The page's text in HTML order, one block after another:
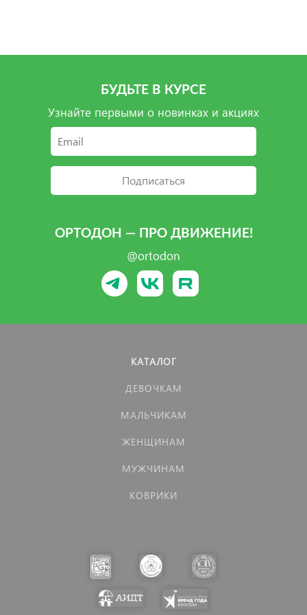
БУДЬТЕ В КУРСЕ
Узнайте первыми о новинках и акциях
Подписаться
ОРТОДОН — ПРО ДВИЖЕНИЕ!
@ortodon
КАТАЛОГ
ДЕВОЧКАМ
МАЛЬЧИКАМ
ЖЕНЩИНАМ
МУЖЧИНАМ
КОВРИКИ